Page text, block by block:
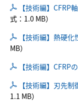
高度計測分析
【技術編】CFRP
式：1.0 MB）
【技術編】熱硬
MB）
【技術編】CFRP
【技術編】刃先
1.1 MB）